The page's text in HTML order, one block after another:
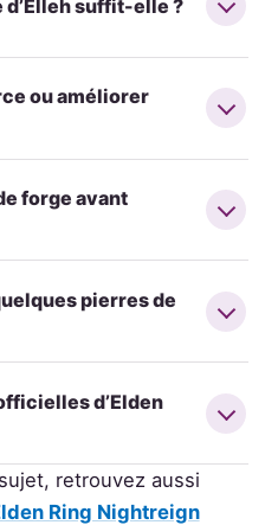
d’Elleh suffit-elle ?
ou améliorer
forge avant
pierres de
d’Elden
retrouvez aussi
Ring Nightreign